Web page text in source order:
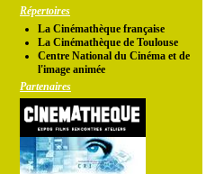
Répertoires
La Cinémathèque française
La Cinémathèque de Toulouse
Centre National du Cinéma et de
l'image animée
Partenaires